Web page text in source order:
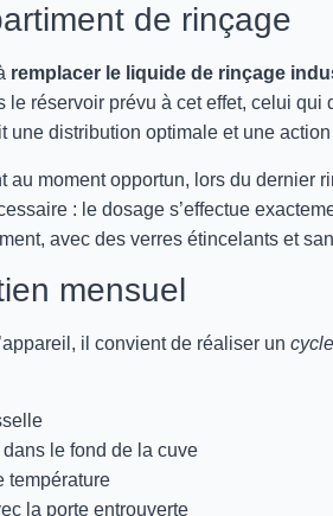
de rinçage
remplacer le liquide de rinçage
réservoir prévu à cet effet, celui qui
une distribution optimale et une
au moment opportun, lors du dernier
: le dosage s’effectue
avec des verres étincelants et
mensuel
il convient de réaliser un
le fond de la cuve
température
la porte entrouverte